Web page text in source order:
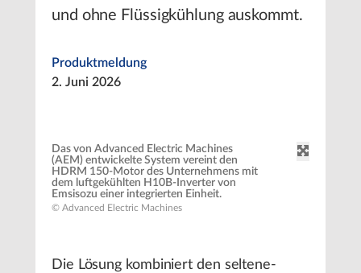
und ohne Flüssigkühlung auskommt.
Produktmeldung
2. Juni 2026
Das von Advanced Electric Machines
(AEM) entwickelte System vereint den
HDRM 150-Motor des Unternehmens mit
dem luftgekühlten H10B-Inverter von
Emsisozu einer integrierten Einheit.
© Advanced Electric Machines
Die Lösung kombiniert den seltene-